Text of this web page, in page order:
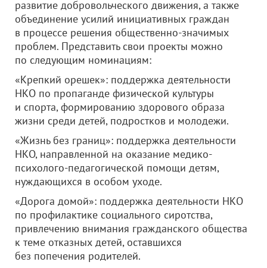
развитие добровольческого движения, а также
объединение усилий инициативных граждан
в процессе решения общественно-значимых
проблем. Представить свои проекты можно
по следующим номинациям:
«Крепкий орешек»: поддержка деятельности
НКО по пропаганде физической культуры
и спорта, формированию здорового образа
жизни среди детей, подростков и молодежи.
«Жизнь без границ»: поддержка деятельности
НКО, направленной на оказание медико-
психолого-педагогической помощи детям,
нуждающихся в особом уходе.
«Дорога домой»: поддержка деятельности НКО
по профилактике социального сиротства,
привлечению внимания гражданского общества
к теме отказных детей, оставшихся
без попечения родителей.